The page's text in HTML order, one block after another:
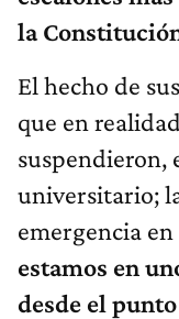
la
El hecho de
que en
suspendieron,
universitario;
emergencia
estamos en
desde el